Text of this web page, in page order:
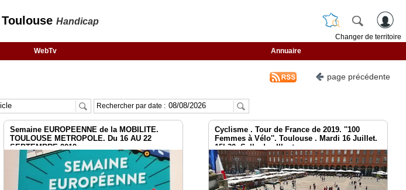
Toulouse Handicap
Changer de territoire
WebTv Annuaire
page précédente
Rechercher par date :
Semaine EUROPEENNE de la MOBILITE.
TOULOUSE METROPOLE. Du 16 AU 22
SEPTEMBRE 2019
Cyclisme . Tour de France de 2019. ''100
Femmes à Vélo''. Toulouse . Mardi 16 Juillet.
15h30. Salle des Illustres.